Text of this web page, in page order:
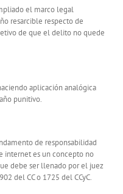
el marco legal
resarcible respecto de
de que el delito no quede
aplicación analógica
punitivo.
de responsabilidad
internet es un concepto no
debe ser llenado por el juez
del CC o 1725 del CCyC.